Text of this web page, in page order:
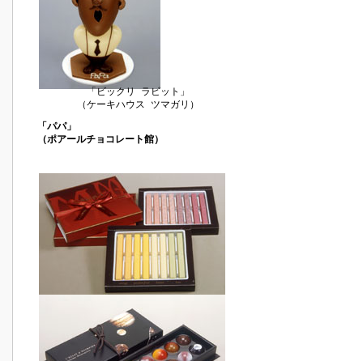
「ビックリ ラビット」
（ケーキハウス ツマガリ）
「パパ」
（ポアールチョコレート館）